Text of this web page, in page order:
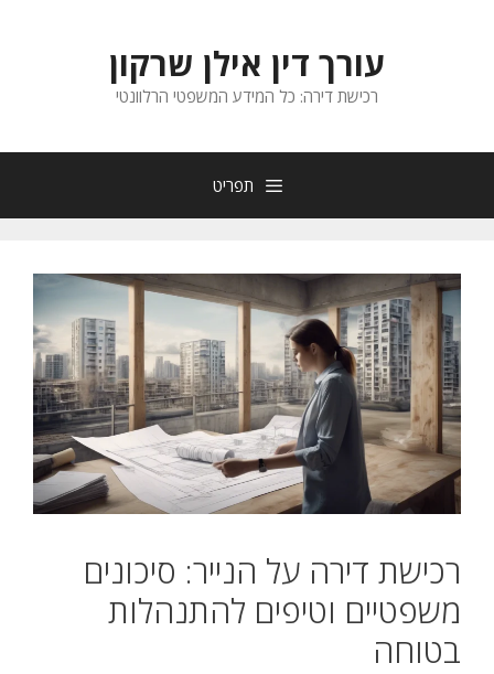
עורך דין אילן שרקון
רכישת דירה: כל המידע המשפטי הרלוונטי
תפריט
רכישת דירה על הנייר: סיכונים
משפטיים וטיפים להתנהלות
בטוחה